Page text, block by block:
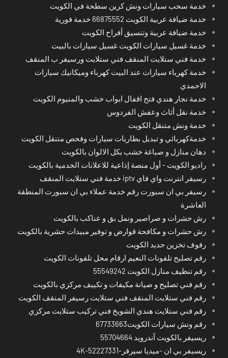
خدمة سحب سيارات ونش كرين سطحة في الكويت
خدمة ضيافة عربية الكويت 66875552 خدمة فورية
خدمة ضيافة عربية وتنسيق أفراح الكويت
خدمة غسيل سيارات الكويت غسيل سيارات بالبيت
خدمة فني ستلايت المنقف فني ستلايت ورسيفر ب المنقف
خدمة كهرباء سيارات عند البيت كهرباء وميكانيك سيارات
الاحمدي
خدمة نجار هندي فتح اقفال ابواب خشب والمنيوم الكويت
خدمة نقل أثاث وعفش الفردوس
خدمة ونش متنقل الكويت
خدمةكهربائي و تبديل بطاريات سيارات وفحص متنقل الكويت
دهان منازل و صباغة خشب بكل الالوان بالكويت
راديو الكويت - أول منصة إذاعية للاعلانات الخدمية بالكويت
رسيفر انترنت واي فاي iptv خدمة فني ستلايت المنقف
رسيفر بي ان سبورت رقم خدمة عملاء بي ان سبورت المنطقة
العاشرة
رش حشرات و صراصير ونمل بق و عناكب بالكويت
رش حشرات و مكافحة قوارض و توفير مبيدات حشرية بالكويت
رفوف تخزين حديد الكويت
رقم تصليح تلفونات النعيم ارقام محل تلفونات الكويت
رقم تنظيف منازل الكويت 55549242
رقم فني تصليح و صيانة مكيفات و تكييف مركزي بالكويت
رقم فني ستلايت المنقف فني ستلايت رسيفر المنقف الكويت
رقم فني ستلايت هندي الشويخ فني تركيب ستلايت مركزي
رقم ونش سيارات الكويت67733663
ريسيفر بالكويت آندرويد 55704664
ريسيفر بي ان -ميديا سيرفر-4K-52227331